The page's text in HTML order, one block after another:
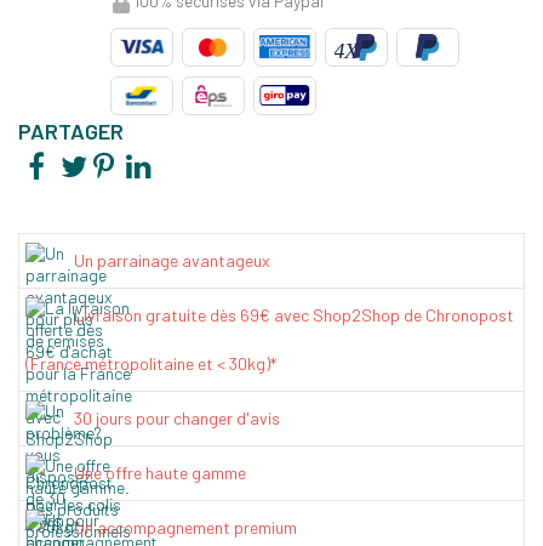
PARTAGER
Un parrainage avantageux
Livraison gratuite dès 69€ avec Shop2Shop de Chronopost
(France métropolitaine et < 30kg)*
30 jours pour changer d'avis
Une offre haute gamme
Un accompagnement premium